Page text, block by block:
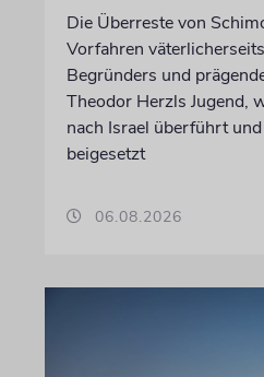
Die Überreste von
Vorfahren
Begründers und
Theodor Herzls Jugend,
nach Israel überführt
beigesetzt
06.08.2026